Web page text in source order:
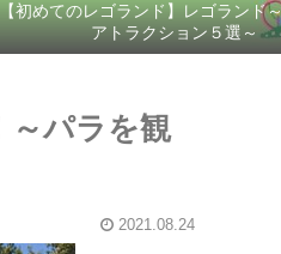
【初めてのレゴランド】レゴランド
アトラクション５選～
～パラを観
2021.08.24